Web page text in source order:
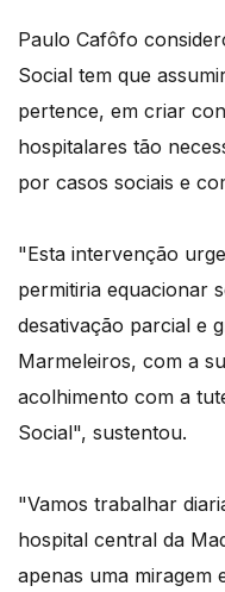
Paulo Cafôfo
Social tem que
pertence, em criar
hospitalares tão
por casos sociais e
"Esta intervenção
permitiria equacionar
desativação parcial e
Marmeleiros, com a
acolhimento com a
Social", sustentou.
"Vamos trabalhar
hospital central da
apenas uma miragem